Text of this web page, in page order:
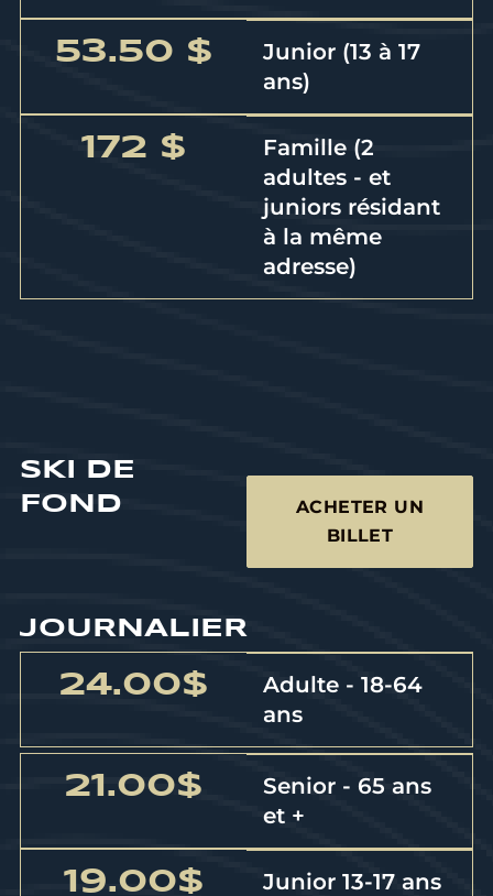
53.50 $
Junior (13 à 17
ans)
172 $
Famille (2
adultes - et
juniors résidant
à la même
adresse)
SKI DE
FOND
ACHETER UN
BILLET
JOURNALIER
24.00$
Adulte - 18-64
ans
21.00$
Senior - 65 ans
et +
19.00$ Junior 13-17 ans